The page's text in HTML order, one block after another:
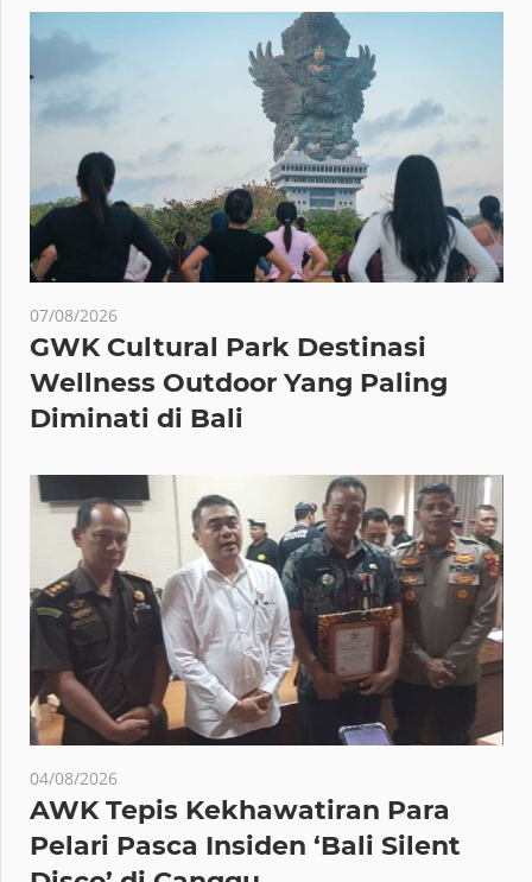
07/08/2026
GWK Cultural Park Destinasi
Wellness Outdoor Yang Paling
Diminati di Bali
04/08/2026
AWK Tepis Kekhawatiran Para
Pelari Pasca Insiden ‘Bali Silent